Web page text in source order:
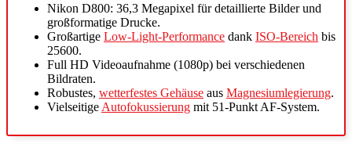
Nikon D800: 36,3 Megapixel für detaillierte Bilder und
großformatige Drucke.
Großartige Low-Light-Performance dank ISO-Bereich bis
25600.
Full HD Videoaufnahme (1080p) bei verschiedenen
Bildraten.
Robustes, wetterfestes Gehäuse aus Magnesiumlegierung.
Vielseitige Autofokussierung mit 51-Punkt AF-System.